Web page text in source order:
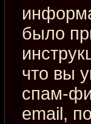
было
что вы
спам-
email,